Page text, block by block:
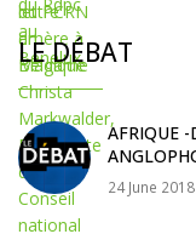
LE DÉBAT
AFRIQUE -
24 June 2018